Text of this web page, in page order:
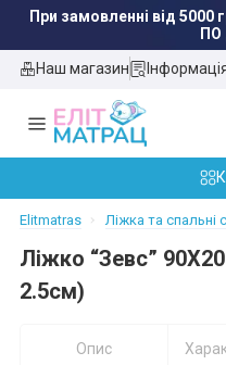
При замовленні від
ПО
Наш магазин
Elitmatras Ліжка та спальні
Ліжко “Зевс”
2.5см)
Опис